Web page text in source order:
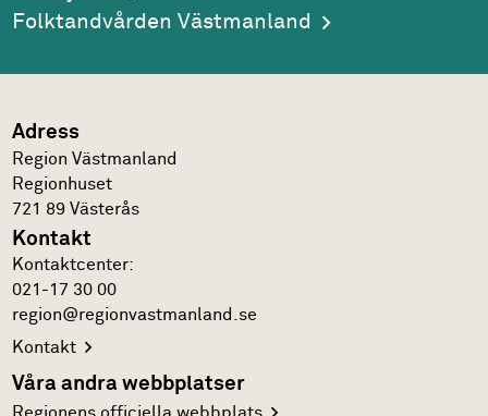
Folktandvården Västmanland
Adress
Region Västmanland
Regionhuset
721 89 Västerås
Kontakt
Kontakt­center:
021-17 30 00
region@regionvastmanland.se
Kontakt
Våra andra webbplatser